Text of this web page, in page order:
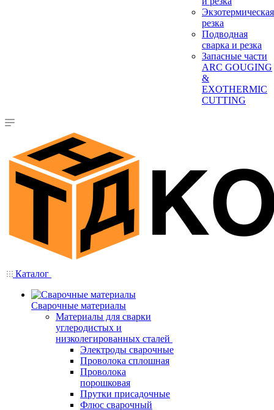
Экзотермическая
резка
Подводная
сварка и резка
Запасные части
ARC GOUGING
&
EXOTHERMIC
CUTTING
Каталог
Сварочные материалы
Материалы для сварки
углеродистых и
низколегированных сталей
Электроды сварочные
Проволока сплошная
Проволока
порошковая
Прутки присадочные
Флюс сварочный